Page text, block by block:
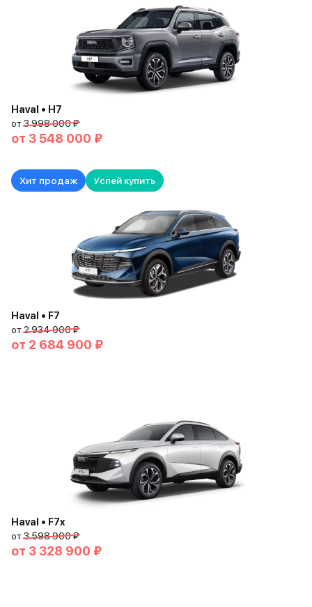
Haval • H7
от3 998 000 ₽
от 3 548 000 ₽
Хит продаж Успей купить
Haval • F7
от2 934 900 ₽
от 2 684 900 ₽
Haval • F7x
от3 598 900 ₽
от 3 328 900 ₽